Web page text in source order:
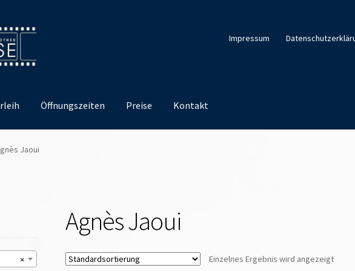
Impressum
Öffnungszeiten Preise Kontakt
Jaoui
Agnès Jaoui
Einzelnes Ergebnis wird angezeigt
×